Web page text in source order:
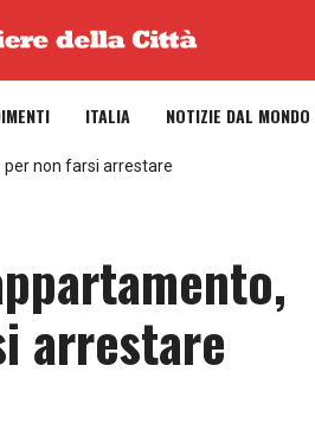
ITALIA NOTIZIE DAL MONDO
per non farsi arrestare
arrestare